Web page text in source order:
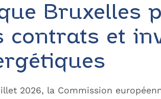
Bruxelles
contrats et
2026, la Commission